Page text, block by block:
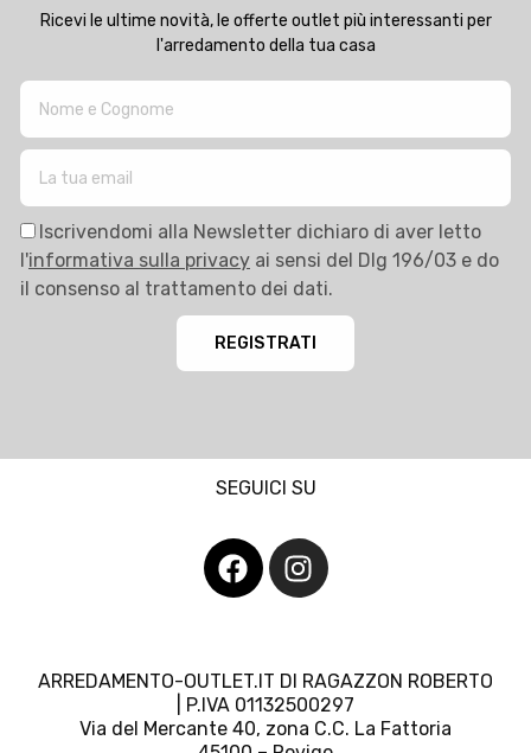
Ricevi le ultime novità, le offerte outlet più interessanti per
l'arredamento della tua casa
Iscrivendomi alla Newsletter dichiaro di aver letto
l'informativa sulla privacy ai sensi del Dlg 196/03 e do
il consenso al trattamento dei dati.
REGISTRATI
SEGUICI SU
ARREDAMENTO-OUTLET.IT DI RAGAZZON ROBERTO
| P.IVA 01132500297
Via del Mercante 40, zona C.C. La Fattoria